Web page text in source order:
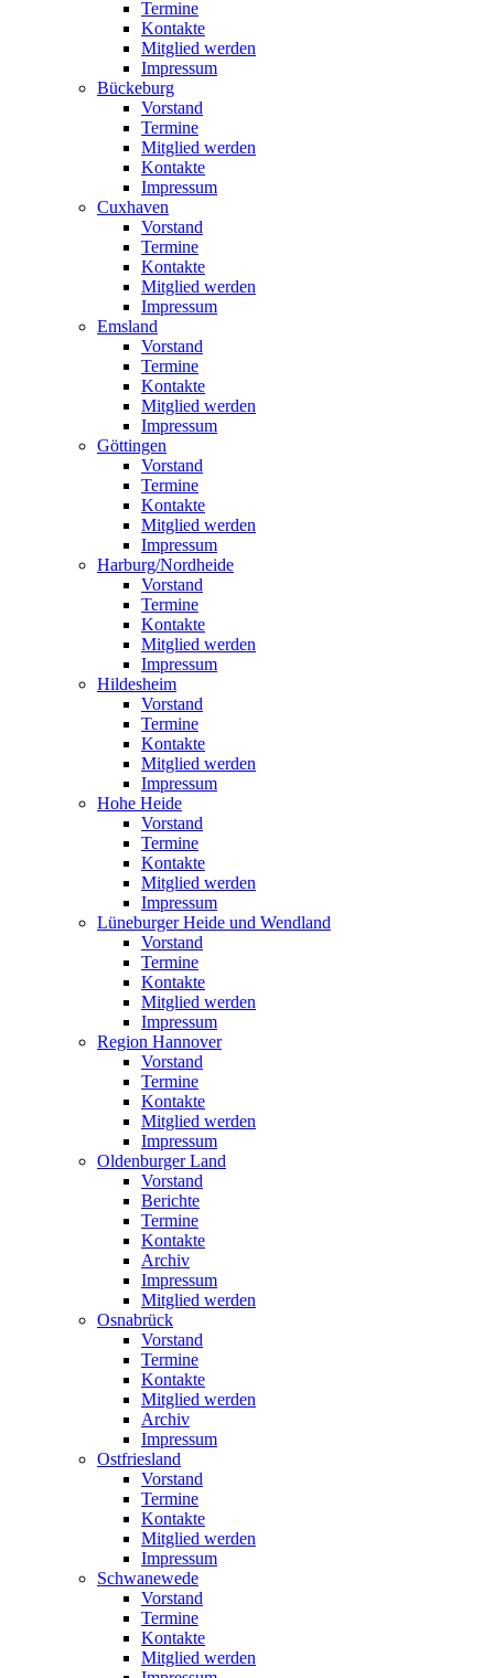
Termine
Kontakte
Mitglied werden
Impressum
Bückeburg
Vorstand
Termine
Mitglied werden
Kontakte
Impressum
Cuxhaven
Vorstand
Termine
Kontakte
Mitglied werden
Impressum
Emsland
Vorstand
Termine
Kontakte
Mitglied werden
Impressum
Göttingen
Vorstand
Termine
Kontakte
Mitglied werden
Impressum
Harburg/Nordheide
Vorstand
Termine
Kontakte
Mitglied werden
Impressum
Hildesheim
Vorstand
Termine
Kontakte
Mitglied werden
Impressum
Hohe Heide
Vorstand
Termine
Kontakte
Mitglied werden
Impressum
Lüneburger Heide und Wendland
Vorstand
Termine
Kontakte
Mitglied werden
Impressum
Region Hannover
Vorstand
Termine
Kontakte
Mitglied werden
Impressum
Oldenburger Land
Vorstand
Berichte
Termine
Kontakte
Archiv
Impressum
Mitglied werden
Osnabrück
Vorstand
Termine
Kontakte
Mitglied werden
Archiv
Impressum
Ostfriesland
Vorstand
Termine
Kontakte
Mitglied werden
Impressum
Schwanewede
Vorstand
Termine
Kontakte
Mitglied werden